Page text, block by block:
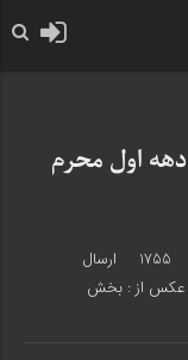
اول محرم
ارسال
عکس از : بخش